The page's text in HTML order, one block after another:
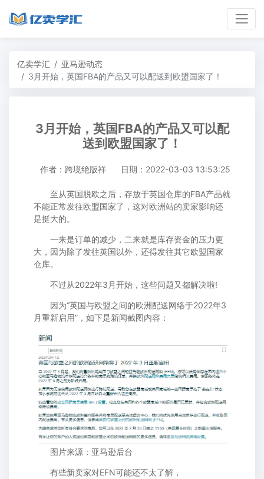
亿卖学汇
亚马逊动态
3月开始，英国FBA的产品又可以配送到欧盟国家了！
3月开始，英国FBA的产品又可以配
送到欧盟国家了！
作者：跨境绝版祥 日期：2022-03-03 13:53:25
至从英国脱欧之后，存放于英国仓库的FBA产品就
不能正常发往欧盟国家了，这对欧洲站的卖家影响还
是挺大的。
一来是订单的减少，二来就是库存资金的压力更
大，因为除了发往英国以外，还得发往其它欧盟国家
仓库。
不过从2022年3月开始，这些问题又都解决啦!
因为“英国与欧盟之间的欧洲配送网络于2022年3
月重新启用”，如下是新闻截图内容：
图片来源：亚马逊后台
有些新卖家对EFN可能还不太了解，